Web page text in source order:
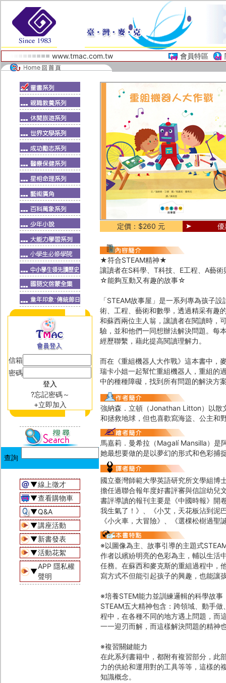
www.tmac.com.tw 會員特區
信箱
密碼
?忘記密碼～
+立即加入
▼線上徵才
▼查看購物車
▼Q&A
▼講座活動
▼新書發表
▼活動花絮
▼
APP 隱私權
聲明
定價：$260 元
★符合STEAM精神★
讓讀者在S科學、T科技、E工程、A藝
☆能夠互動又有趣的故事☆
「STEAM故事屋」是一系列專為孩子
術、工程、藝術和數學，透過精采有趣
和蘇西兩位主人翁，讓讀者在閱讀時，
驗，並和他們一同想辦法解決問題。每
經歷聯繫，藉此提高閱讀理解力。
而在《重組機器人大作戰》這本書中，
瑞卡小姐一起幫忙重組機器人，重組的
中的種種障礙，找到所有問題的解決方
強納森．立頓（Jonathan Litton）以散
和拯救地球，但也喜歡寫海盜、公主和
馬嘉莉．曼希拉（Magalí Mansilla）是
她最想要做的是以夢幻的形式和色彩捕
國立臺灣師範大學英語研究所文學組博
擔任過聯合報年度好書評審與信誼幼兒
書評導讀的報刊主要是《中國時報》開
我生氣了！》、《小艾，天花板沾到泥
《小火車，大冒險》、《選棵松樹過
※以圖像為主、故事引導的主題式
作者以繽紛明亮的色彩為主，輔以生活
任務。在蘇西和麥克斯的重組過程中，
寫方式不但能引起孩子的興趣，也能讓
※培養STEM能力並訓練邏輯的科學故事
STEAM五大精神包含：跨領域、動手
程中，在各種不同的地方遇上問題，而
一一迎刃而解，而這樣解決問題的精神
※複習關鍵能力
在此系列書籍中，都附有複習部分，此
力的供給和運用對的工具等等，這樣的
知識概念。